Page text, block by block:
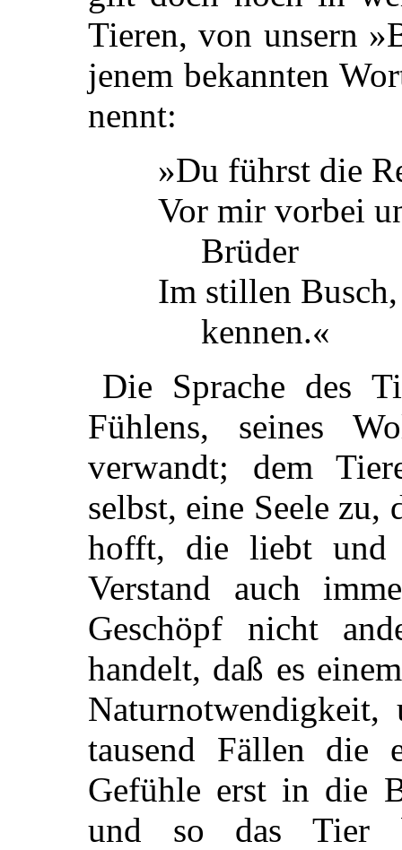
Tieren, von unsern
jenem bekannten
nennt:
»Du führst die
Vor mir vorbei
Brüder
Im stillen
kennen.«
Die Sprache des
Fühlens, seines
verwandt; dem
selbst, eine Seele
hofft, die liebt und
Verstand auch
Geschöpf nicht
handelt, daß es
tausend Fällen die
Gefühle erst in die
und so das Tier